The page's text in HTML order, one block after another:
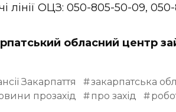
лінії ОЦЗ: 050-805-50-09,
обласний центр
Закарпаття закарпатська
прозахід
про захід